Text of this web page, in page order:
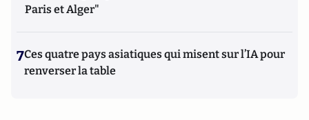
Paris et Alger"
7Ces quatre pays asiatiques qui misent sur l’IA pour
renverser la table